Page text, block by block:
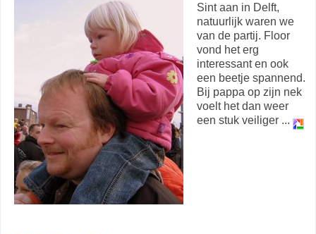
Sint aan in Delft,
natuurlijk waren we
van de partij. Floor
vond het erg
interessant en ook
een beetje spannend.
Bij pappa op zijn nek
voelt het dan weer
een stuk veiliger ...